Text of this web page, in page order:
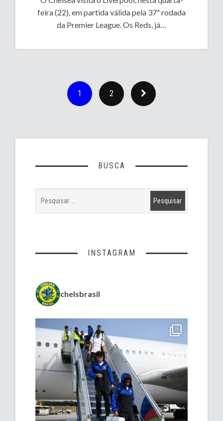
feira (22), em partida válida pela 37ª rodada
da Premier League. Os Reds, já…
1 2
BUSCA
INSTAGRAM
chelsbrasil